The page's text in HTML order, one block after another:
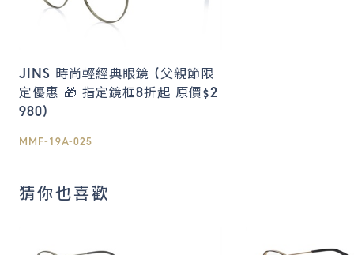
JINS 時尚輕經典眼鏡 (父親節限
定優惠 🎁 指定鏡框8折起 原價$2
980)
MMF-19A-025
猜你也喜歡